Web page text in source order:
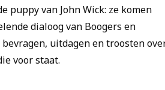
puppy van John Wick: ze komen
dialoog van Boogers en
uitdagen en troosten
voor staat.